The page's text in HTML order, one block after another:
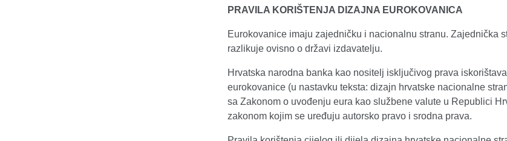
PRAVILA KORIŠTENJA DIZAJNA EUROKOVANICA
Eurokovanice imaju zajedničku i nacionalnu stranu. Zajednička
razlikuje ovisno o državi izdavatelju.
Hrvatska narodna banka kao nositelj isključivog prava
eurokovanice (u nastavku teksta: dizajn hrvatske nacionalne
sa Zakonom o uvođenju eura kao službene valute u Republici
zakonom kojim se uređuju autorsko pravo i srodna prava.